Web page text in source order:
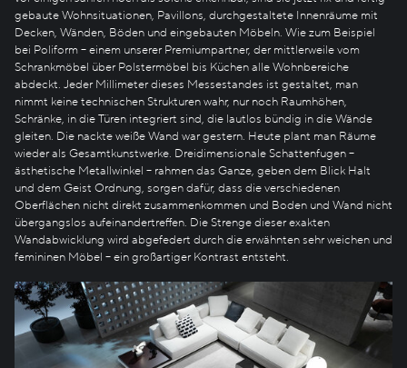
gebaute Wohnsituationen, Pavillons, durchgestaltete Innenräume mit
Decken, Wänden, Böden und eingebauten Möbeln. Wie zum Beispiel
bei Poliform – einem unserer Premiumpartner, der mittlerweile vom
Schrankmöbel über Polstermöbel bis Küchen alle Wohnbereiche
abdeckt. Jeder Millimeter dieses Messestandes ist gestaltet, man
nimmt keine technischen Strukturen wahr, nur noch Raumhöhen,
Schränke, in die Türen integriert sind, die lautlos bündig in die Wände
gleiten. Die nackte weiße Wand war gestern. Heute plant man Räume
wieder als Gesamtkunstwerke. Dreidimensionale Schattenfugen –
ästhetische Metallwinkel – rahmen das Ganze, geben dem Blick Halt
und dem Geist Ordnung, sorgen dafür, dass die verschiedenen
Oberflächen nicht direkt zusammenkommen und Boden und Wand nicht
übergangslos aufeinandertreffen. Die Strenge dieser exakten
Wandabwicklung wird abgefedert durch die erwähnten sehr weichen und
femininen Möbel – ein großartiger Kontrast entsteht.